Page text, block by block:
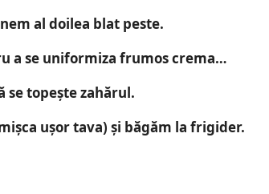
al doilea blat peste.
a se uniformiza frumos crema…
topește zahărul.
ușor tava) și băgăm la frigider.